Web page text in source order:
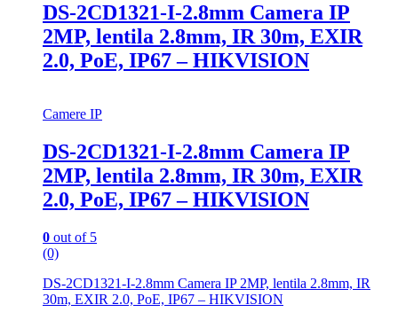
DS-2CD1321-I-2.8mm Camera IP
2MP, lentila 2.8mm, IR 30m, EXIR
2.0, PoE, IP67 – HIKVISION
Camere IP
DS-2CD1321-I-2.8mm Camera IP
2MP, lentila 2.8mm, IR 30m, EXIR
2.0, PoE, IP67 – HIKVISION
0 out of 5
(0)
DS-2CD1321-I-2.8mm Camera IP 2MP, lentila 2.8mm, IR
30m, EXIR 2.0, PoE, IP67 – HIKVISION